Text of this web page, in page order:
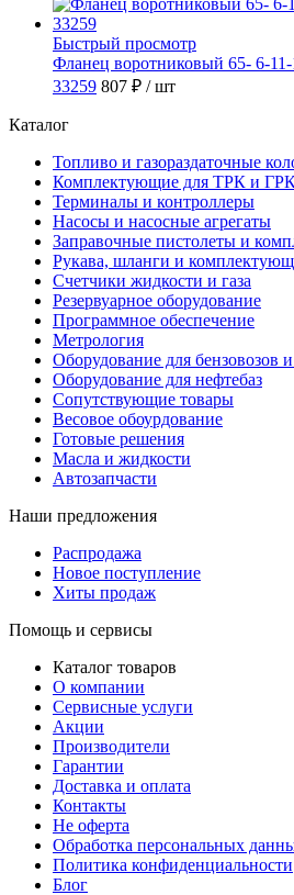
Быстрый просмотр
Фланец воротниковый 65- 6-
33259 807 ₽ / шт
Каталог
Топливо и газораздаточные
Комплектующие для ТРК и
Терминалы и контроллеры
Насосы и насосные агрегаты
Заправочные пистолеты и
Рукава, шланги и
Счетчики жидкости и газа
Резервуарное оборудование
Программное обеспечение
Метрология
Оборудование для бензовозов и
Оборудование для нефтебаз
Сопутствующие товары
Весовое обоурдование
Готовые решения
Масла и жидкости
Автозапчасти
Наши предложения
Распродажа
Новое поступление
Хиты продаж
Помощь и сервисы
Каталог товаров
О компании
Сервисные услуги
Акции
Производители
Гарантии
Доставка и оплата
Контакты
Не оферта
Обработка персональных
Политика конфиденциальности
Блог